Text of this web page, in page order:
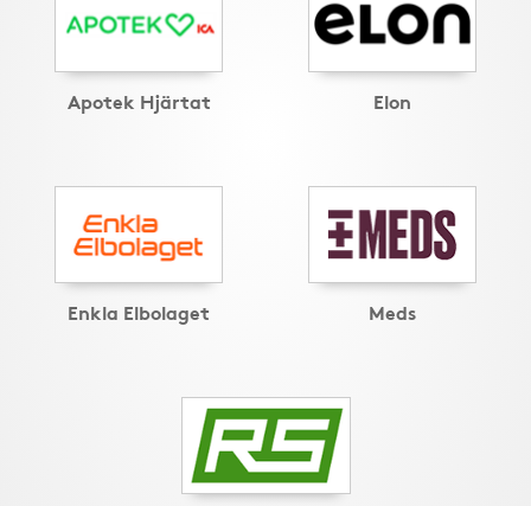
Apotek Hjärtat Elon
Enkla Elbolaget Meds